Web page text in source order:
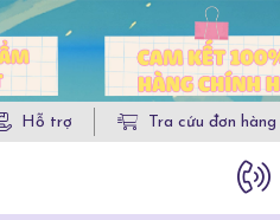
Hỗ trợ Tra cứu đơn hàng